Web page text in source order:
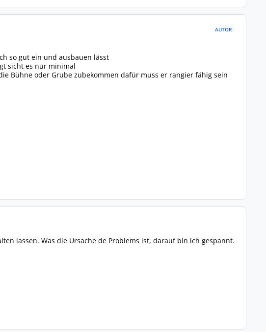
AUTOR
so gut ein und ausbauen lässt
sicht es nur minimal
Bühne oder Grube zubekommen dafür muss er rangier fähig sein
lassen. Was die Ursache de Problems ist, darauf bin ich gespannt.